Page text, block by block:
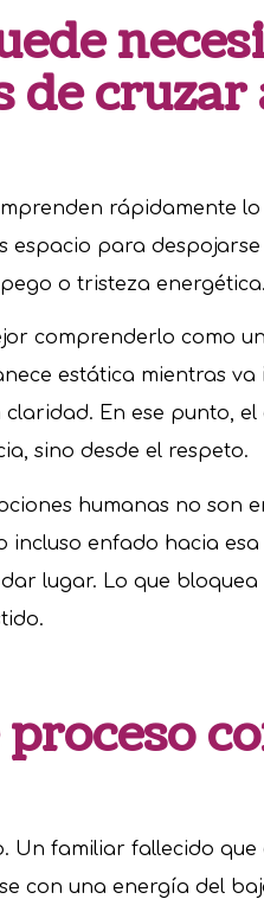
de cruzar
rápidamente lo
espacio para despojarse
o tristeza energética.
comprenderlo como un
estática mientras
En ese punto, el
sino desde el respeto.
humanas no son
incluso enfado hacia
lugar. Lo que bloquea
Un familiar fallecido que
con una energía del